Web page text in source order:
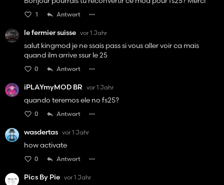
1 Antwort
le fermier suisse vor 1 Jahr
salut kingmod je ne ssais pass si vous aller voir ca mais
quand ilm arrive ssur le 25
0 Antwort
iPLAYmyMOD BR vor 1 Jahr
quando teremos ele no fs25?
0 Antwort
wasdertas vor 1 Jahr
how activate
0 Antwort
Pics By Pie vor 1 Jahr